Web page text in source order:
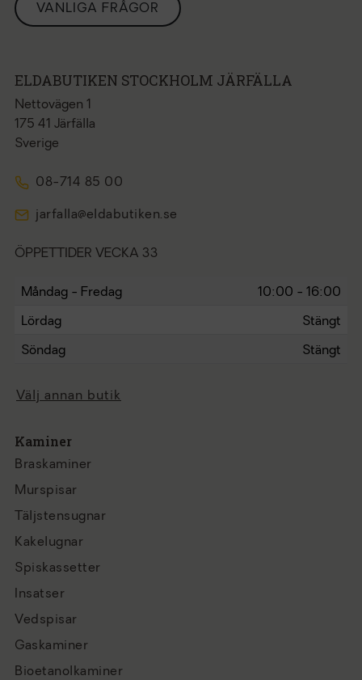
VANLIGA FRÅGOR
ELDABUTIKEN STOCKHOLM JÄRFÄLLA
Nettovägen 1
175 41 Järfälla
Sverige
08-714 85 00
jarfalla@eldabutiken.se
ÖPPETTIDER VECKA 33
Måndag - Fredag 10:00 - 16:00
Lördag Stängt
Söndag Stängt
Välj annan butik
Kaminer
Braskaminer
Murspisar
Täljstensugnar
Kakelugnar
Spiskassetter
Insatser
Vedspisar
Gaskaminer
Bioetanolkaminer